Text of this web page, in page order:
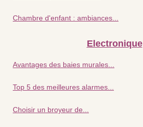
Chambre d'enfant : ambiances...
Electronique
Avantages des baies murales...
Top 5 des meilleures alarmes...
Choisir un broyeur de...